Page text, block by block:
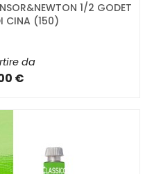
1/2 GODET
CINA (150)
da
€